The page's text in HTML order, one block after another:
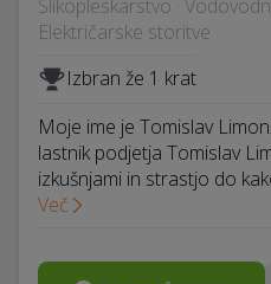
Slikopleskarstvo ·
Električarske storitve
Izbran že 1 krat
Moje ime je Tomislav
lastnik podjetja Tomislav
izkušnjami in strastjo do
Več